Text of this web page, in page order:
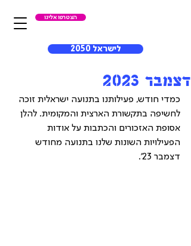
הצטרפו אלינו
לישראל 2050
דצמבר 2023
כמדי חודש, פעילותנו בתנועה ישראלית זוכה
לחשיפה בתקשורת הארצית והמקומית. להלן
אסופת האזכורים והכתבות על אודות
הפעילויות השונות שלנו בתנועה מחודש
דצמבר 23'.